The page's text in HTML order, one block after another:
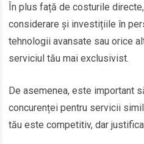
În plus față de costurile
considerare și investițiile în
tehnologii avansate sau orice
serviciul tău mai exclusivist.
De asemenea, este important
concurenței pentru servicii
tău este competitiv, dar